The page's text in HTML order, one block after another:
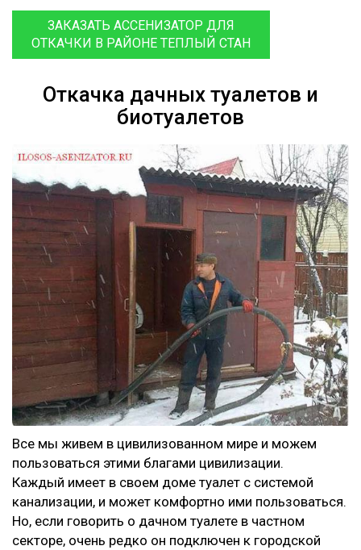
ЗАКАЗАТЬ АССЕНИЗАТОР ДЛЯ
ОТКАЧКИ В РАЙОНЕ ТЕПЛЫЙ СТАН
Откачка дачных туалетов и
биотуалетов
Все мы живем в цивилизованном мире и можем
пользоваться этими благами цивилизации.
Каждый имеет в своем доме туалет с системой
канализации, и может комфортно ими пользоваться.
Но, если говорить о дачном туалете в частном
секторе, очень редко он подключен к городской